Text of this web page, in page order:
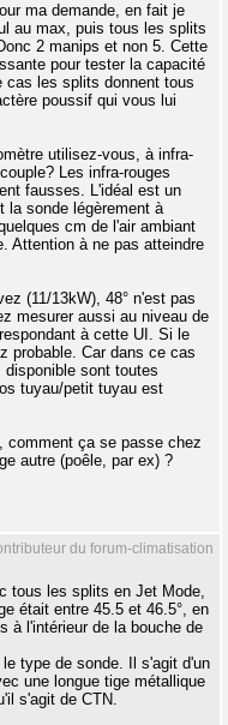
ma demande, en fait je
au max, puis tous les splits
2 manips et non 5. Cette
pour tester la capacité
cas les splits donnent tous
poussif qui vous lui
utilisez-vous, à infra-
Les infra-rouges
fausses. L'idéal est un
la sonde légèrement à
cm de l'air ambiant
Attention à ne pas atteindre
(11/13kW), 48° n'est pas
mesurer aussi au niveau de
à cette UI. Si le
probable. Car dans ce cas
disponible sont toutes
tuyau/petit tuyau est
comment ça se passe chez
autre (poêle, par ex) ?
du forum-climatisation
tous les splits en Jet Mode,
était entre 45.5 et 46.5°, en
à l'intérieur de la bouche de
type de sonde. Il s'agit d'un
une longue tige métallique
s'agit de CTN.